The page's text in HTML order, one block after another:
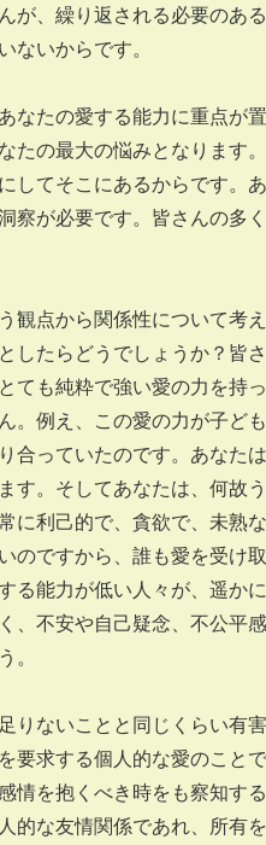
が、繰り返される必要のあ
ないからです。
なたの愛する能力に重点が
たの最大の悩みとなります
してそこにあるからです。
察が必要です。皆さんの多
観点から関係性について考
したらどうでしょうか？皆
ても純粋で強い愛の力を持
。例え、この愛の力が子ど
合っていたのです。あなた
す。そしてあなたは、何故
に利己的で、貪欲で、未熟
のですから、誰も愛を受け
る能力が低い人々が、遥か
、不安や自己疑念、不公平
。
りないことと同じくらい有
要求する個人的な愛のこと
情を抱くべき時をも察知す
的な友情関係であれ、所有